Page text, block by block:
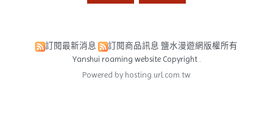
訂閱最新消息 訂閱商品訊息 鹽水漫遊網版權所有
Yanshui roaming website Copyright .
Powered by hosting.url.com.tw